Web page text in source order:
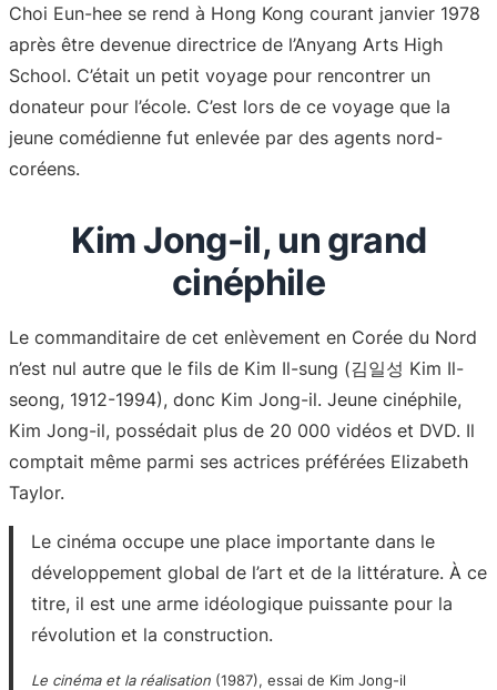
Choi Eun-hee se rend à Hong Kong courant janvier 1978
après être devenue directrice de l’Anyang Arts High
School. C’était un petit voyage pour rencontrer un
donateur pour l’école. C’est lors de ce voyage que la
jeune comédienne fut enlevée par des agents nord-
coréens.
Kim Jong-il, un grand
cinéphile
Le commanditaire de cet enlèvement en Corée du Nord
n’est nul autre que le fils de Kim Il-sung (김일성 Kim Il-
seong, 1912-1994), donc Kim Jong-il. Jeune cinéphile,
Kim Jong-il, possédait plus de 20 000 vidéos et DVD. Il
comptait même parmi ses actrices préférées Elizabeth
Taylor.
Le cinéma occupe une place importante dans le
développement global de l’art et de la littérature. À ce
titre, il est une arme idéologique puissante pour la
révolution et la construction.
Le cinéma et la réalisation (1987), essai de Kim Jong-il